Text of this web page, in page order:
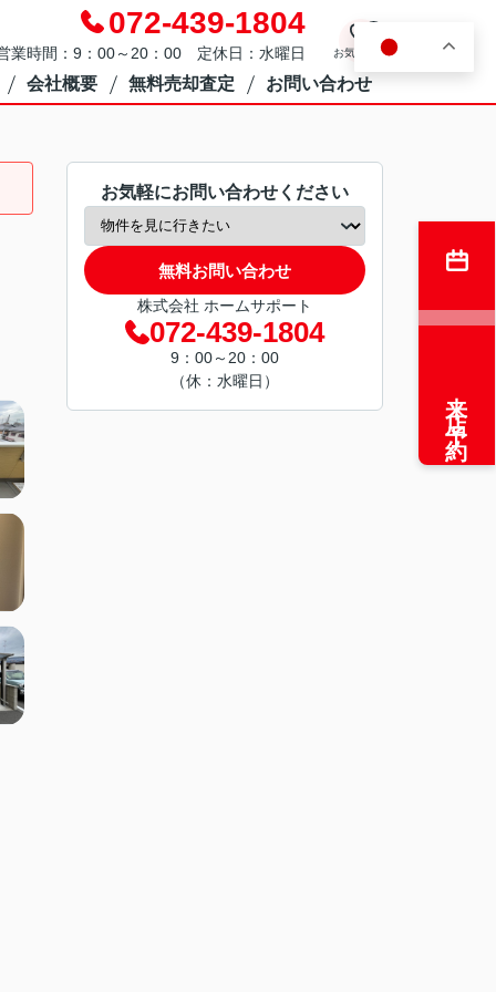
072-439-1804
業時間：9：00～20：00 定休日：水曜日 お気に入り
会社概要 無料売却査定 お問い合わせ
お気軽にお問い合わせください
無料お問い合わせ
株式会社 ホームサポート
072-439-1804
9：00～20：00
（休：水曜日）
来店予約